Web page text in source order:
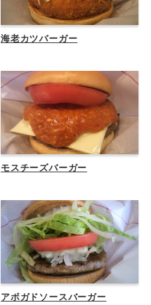
海老カツバーガー
モスチーズバーガー
アボガドソースバーガー